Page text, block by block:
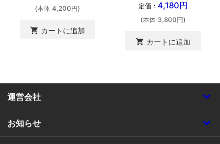
(本体 4,200円)
shopping_cart カートに追加
定価： 4,180円
(本体 3,800円)
shopping_cart カートに追加
運営会社
お知らせ